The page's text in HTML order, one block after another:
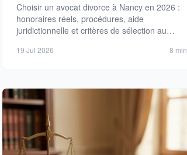
Choisir un avocat divorce à Nancy en 2026 :
honoraires réels, procédures, aide
juridictionnelle et critères de sélection au
19 Jul 2026 8 min